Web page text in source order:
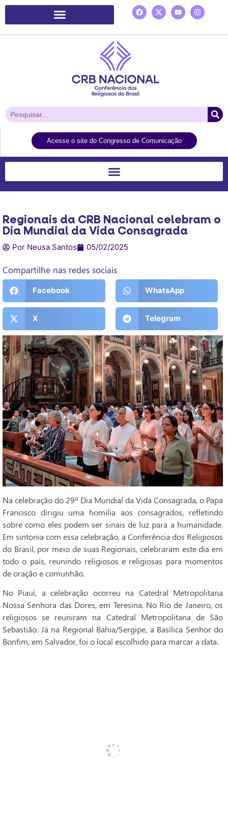
Acesse o site do Congresso de Comunicação
Regionais da CRB Nacional celebram o
Dia Mundial da Vida Consagrada
Por Neusa Santos 05/02/2025
Compartilhe nas redes sociais
Facebook WhatsApp
X Telegram
Na celebração do 29º Dia Mundial da Vida Consagrada, o Papa
Francisco dirigiu uma homilia aos consagrados, refletindo
sobre como eles podem ser sinais de luz para a humanidade.
Em sintonia com essa celebração, a Conferência dos Religiosos
do Brasil, por meio de suas Regionais, celebraram este dia em
todo o país, reunindo religiosos e religiosas para momentos
de oração e comunhão.
No Piauí, a celebração ocorreu na Catedral Metropolitana
Nossa Senhora das Dores, em Teresina. No Rio de Janeiro, os
religiosos se reuniram na Catedral Metropolitana de São
Sebastião. Já na Regional Bahia/Sergipe, a Basílica Senhor do
Bonfim, em Salvador, foi o local escolhido para marcar a data.